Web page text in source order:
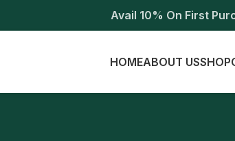
Avail 10% On First
HOMEABOUT USSHOP